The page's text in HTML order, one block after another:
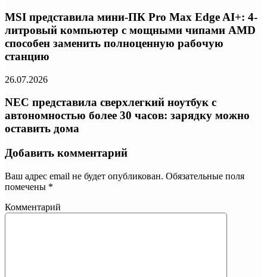
MSI представила мини-ПК Pro Max Edge AI+: 4-
литровый компьютер с мощными чипами AMD
способен заменить полноценную рабочую
станцию
26.07.2026
NEC представила сверхлегкий ноутбук с
автономностью более 30 часов: зарядку можно
оставить дома
Добавить комментарий
Ваш адрес email не будет опубликован. Обязательные поля
помечены *
Комментарий